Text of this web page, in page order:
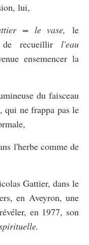
lui,
= le vase, le
recueillir l'eau
ensemencer la
du faisceau
qui ne frappa pas le
l'herbe comme de
Gattier, dans le
en Aveyron, une
en 1977, son